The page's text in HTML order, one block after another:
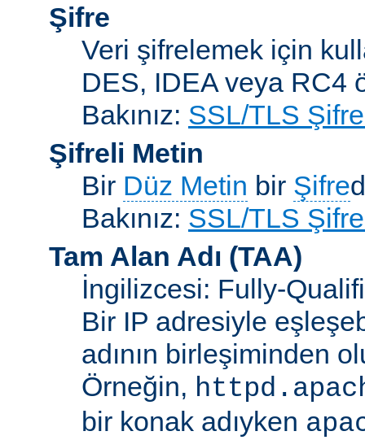
Şifre
Veri şifrelemek için
DES, IDEA veya RC4
Bakınız: SSL/TLS
Şifreli Metin
Bir Düz Metin bir Şifre
Bakınız: SSL/TLS
Tam Alan Adı (TAA)
İngilizcesi: Fully-
Bir IP adresiyle
adının birleşiminden
Örneğin,
bir konak adıyken